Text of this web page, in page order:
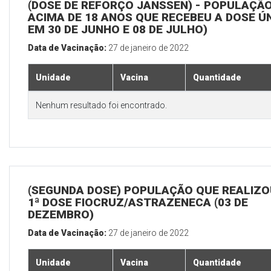
(DOSE DE REFORÇO JANSSEN) -
ACIMA DE 18 ANOS QUE RECEBEU A DOSE
EM 30 DE JUNHO E 08 DE JULHO)
Data de Vacinação: 27 de janeiro de 2022
Unidade Vacina Quantidade
Nenhum resultado foi encontrado.
(SEGUNDA DOSE) POPULAÇÃO QUE
1ª DOSE FIOCRUZ/ASTRAZENECA (03 DE
DEZEMBRO)
Data de Vacinação: 27 de janeiro de 2022
Unidade Vacina Quantidade